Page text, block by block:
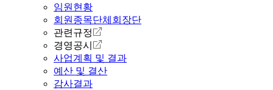
임원현황
회원종목단체회장단
관련규정
경영공시
사업계획 및 결과
예산 및 결산
감사결과